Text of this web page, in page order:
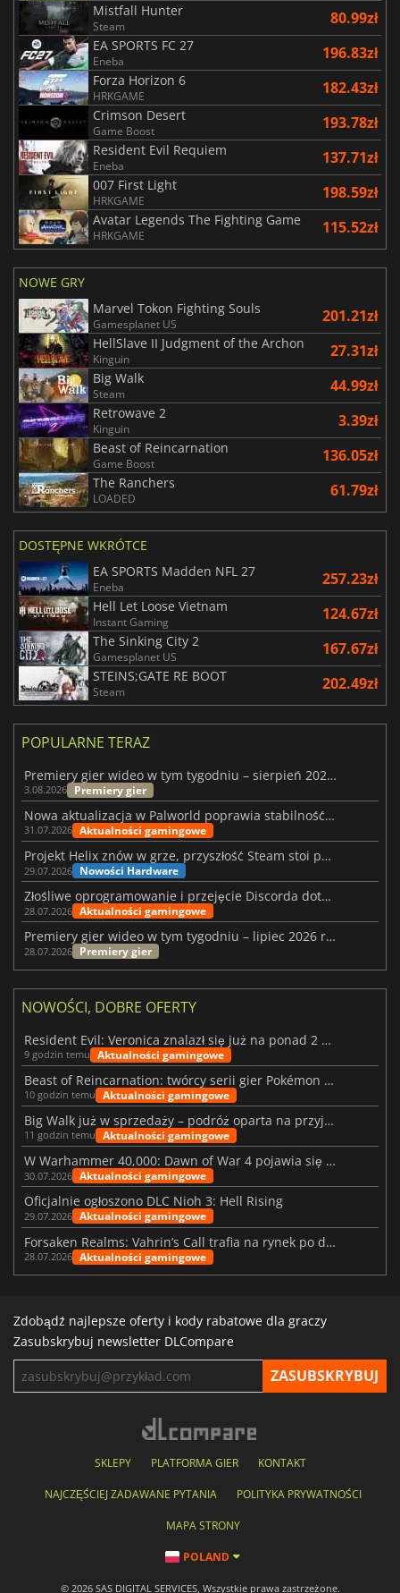
Mistfall Hunter
Steam 80.99zł
EA SPORTS FC 27
Eneba 196.83zł
Forza Horizon 6
HRKGAME 182.43zł
Crimson Desert
Game Boost 193.78zł
Resident Evil Requiem
Eneba 137.71zł
007 First Light
HRKGAME 198.59zł
Avatar Legends The Fighting Game
HRKGAME 115.52zł
NOWE GRY
Marvel Tokon Fighting Souls
Gamesplanet US 201.21zł
HellSlave II Judgment of the Archon
Kinguin 27.31zł
Big Walk
Steam 44.99zł
Retrowave 2
Kinguin 3.39zł
Beast of Reincarnation
Game Boost 136.05zł
The Ranchers
LOADED 61.79zł
DOSTĘPNE WKRÓTCE
EA SPORTS Madden NFL 27
Eneba 257.23zł
Hell Let Loose Vietnam
Instant Gaming 124.67zł
The Sinking City 2
Gamesplanet US 167.67zł
STEINS;GATE RE BOOT
Steam 202.49zł
POPULARNE TERAZ
Premiery gier wideo w tym tygodniu – sierpień 2026 r. (32. tydzień)
3.08.2026 Premiery gier
Nowa aktualizacja w Palworld poprawia stabilność Sunreach i walk z bossami
31.07.2026 Aktualności gamingowe
Projekt Helix znów w grze, przyszłość Steam stoi pod znakiem zapytania
29.07.2026 Nowości Hardware
Złośliwe oprogramowanie i przejęcie Discorda dotknęły Meccha Chameleon
28.07.2026 Aktualności gamingowe
Premiery gier wideo w tym tygodniu – lipiec 2026 r. (tydzień 31)
28.07.2026 Premiery gier
NOWOŚCI, DOBRE OFERTY
Resident Evil: Veronica znalazł się już na ponad 2 milionach list życzeń
9 godzin temu Aktualności gamingowe
Beast of Reincarnation: twórcy serii gier Pokémon wkraczają na nową ścieżkę
10 godzin temu Aktualności gamingowe
Big Walk już w sprzedaży – podróż oparta na przyjaźni
11 godzin temu Aktualności gamingowe
W Warhammer 40,000: Dawn of War 4 pojawia się frakcja Nekronów
30.07.2026 Aktualności gamingowe
Oficjalnie ogłoszono DLC Nioh 3: Hell Rising
29.07.2026 Aktualności gamingowe
Forsaken Realms: Vahrin’s Call trafia na rynek po dziesięciu latach prac
28.07.2026 Aktualności gamingowe
Zdobądź najlepsze oferty i kody rabatowe dla graczy
Zasubskrybuj newsletter DLCompare
SKLEPY PLATFORMA GIER KONTAKT
NAJCZĘŚCIEJ ZADAWANE PYTANIA POLITYKA PRYWATNOŚCI
MAPA STRONY
POLAND
© 2026 SAS DIGITAL SERVICES, Wszystkie prawa zastrzeżone.